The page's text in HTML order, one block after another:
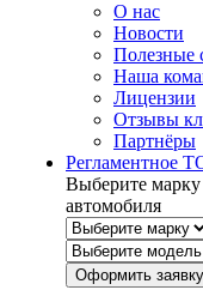
О нас
Новости
Полезные
Наша
Лицензии
Отзывы
Партнёры
Регламентное
Выберите марку
автомобиля